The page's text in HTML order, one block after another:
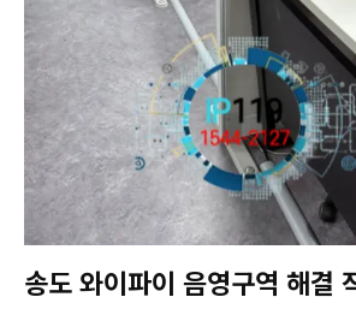
송도 와이파이 음영구역 해결